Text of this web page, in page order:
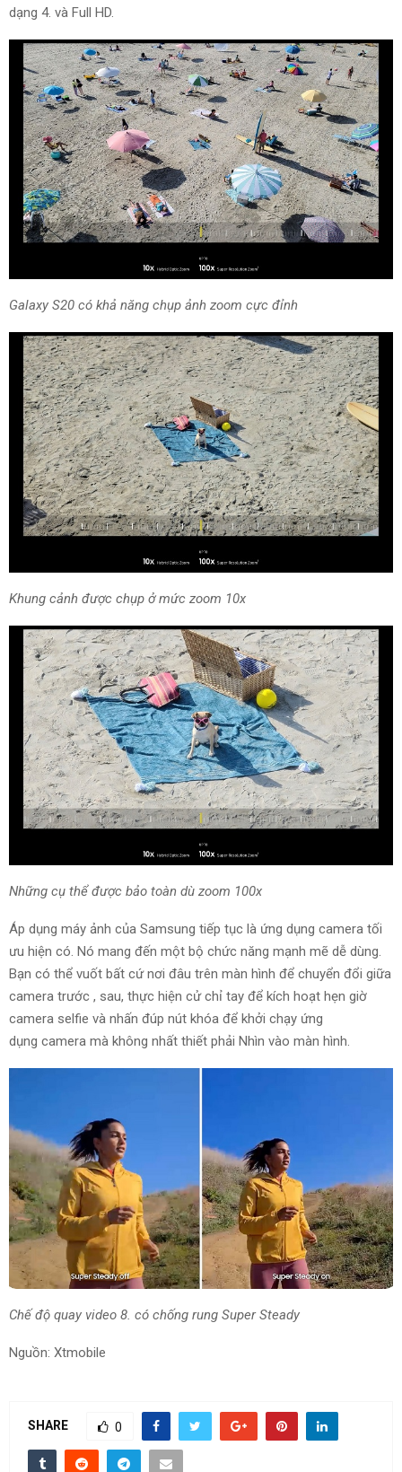
dạng 4. và Full HD.
Galaxy S20 có khả năng chụp ảnh zoom cực đỉnh
Khung cảnh được chụp ở mức zoom 10x
Những cụ thểđược bảo toàn dù zoom 100x
Áp dụng máy ảnh của Samsung tiếp tục là ứng dụng camera tối
ưu hiện có. Nó mang đến một bộ chức năng mạnh mẽ dễ dùng.
Bạn có thể vuốt bất cứ nơi đâu trên màn hình để chuyển đổi giữa
camera trước , sau, thực hiện cử chỉ tay để kích hoạt hẹn giờ
camera selfie và nhấn đúp nút khóa để khởi chạy ứng
dụng camera mà không nhất thiết phải Nhìn vào màn hình.
Chế độ quay video 8. có chống rung Super Steady
Nguồn: Xtmobile
SHARE 0